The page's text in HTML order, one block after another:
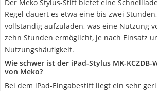
Der Meko Stylus-Stift bietet eine
Regel dauert es etwa eine bis zwei
vollständig aufzuladen, was eine Nutzung
zehn Stunden ermöglicht, je nach Einsatz
Nutzungshäufigkeit.
Wie schwer ist der iPad-Stylus MK-KCZDB-
von Meko?
Bei dem iPad-Eingabestift liegt ein sehr